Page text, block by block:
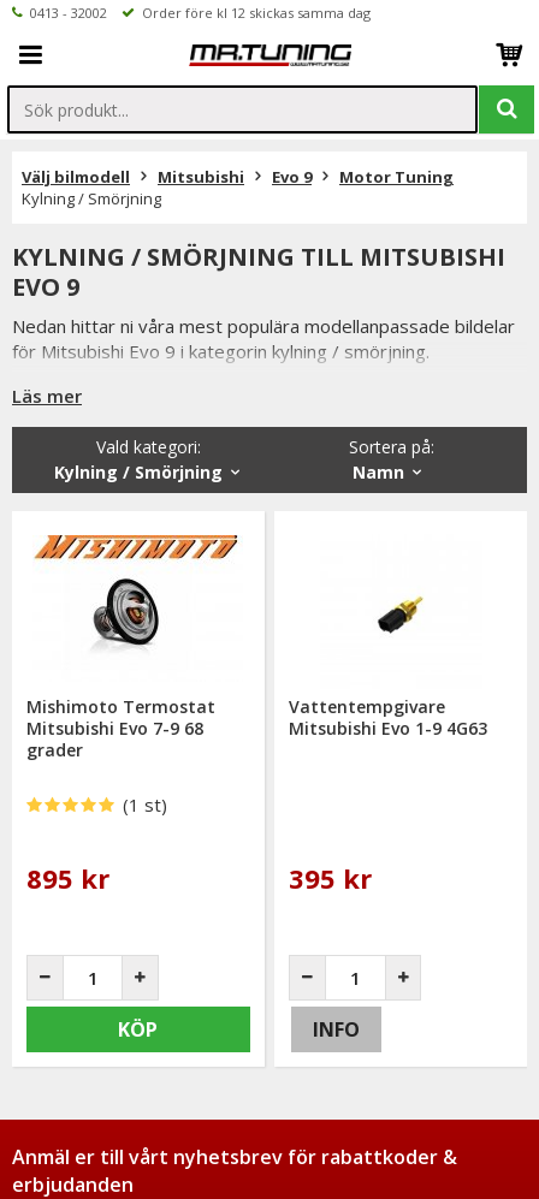
0413 - 32002 Order före kl 12 skickas samma dag
Välj bilmodell Mitsubishi Evo 9
Motor Tuning
Kylning / Smörjning
KYLNING / SMÖRJNING TILL MITSUBISHI
EVO 9
Nedan hittar ni våra mest populära modellanpassade bildelar
för Mitsubishi Evo 9 i kategorin kylning / smörjning.
Vi lagerför oljepump, vattenpump, kylare, termostater, öppna
Ni når oss på 041332002 (vardagar 9-16) eller per mail
info@mrtuning.se
Läs mer
Sortera på:
Namn
Vald kategori:
Kylning / Smörjning
Mishimoto Termostat
Mitsubishi Evo 7-9 68
grader
(1 st)
895 kr
KÖP
Vattentempgivare
Mitsubishi Evo 1-9 4G63
395 kr
INFO
Anmäl er till vårt nyhetsbrev för rabattkoder &
erbjudanden